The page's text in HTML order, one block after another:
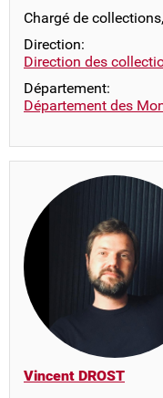
Chargé de
Direction:
Direction des
Département:
Département des
Vincent DROST